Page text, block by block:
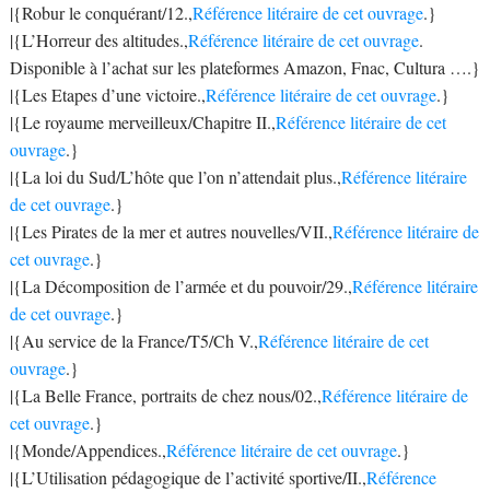
|{Robur le conquérant/12.,Référence litéraire de cet ouvrage.}
|{L’Horreur des altitudes.,Référence litéraire de cet ouvrage.
Disponible à l’achat sur les plateformes Amazon, Fnac, Cultura ….}
|{Les Etapes d’une victoire.,Référence litéraire de cet ouvrage.}
|{Le royaume merveilleux/Chapitre II.,Référence litéraire de cet
ouvrage.}
|{La loi du Sud/L’hôte que l’on n’attendait plus.,Référence litéraire
de cet ouvrage.}
|{Les Pirates de la mer et autres nouvelles/VII.,Référence litéraire de
cet ouvrage.}
|{La Décomposition de l’armée et du pouvoir/29.,Référence litéraire
de cet ouvrage.}
|{Au service de la France/T5/Ch V.,Référence litéraire de cet
ouvrage.}
|{La Belle France, portraits de chez nous/02.,Référence litéraire de
cet ouvrage.}
|{Monde/Appendices.,Référence litéraire de cet ouvrage.}
|{L’Utilisation pédagogique de l’activité sportive/II.,Référence